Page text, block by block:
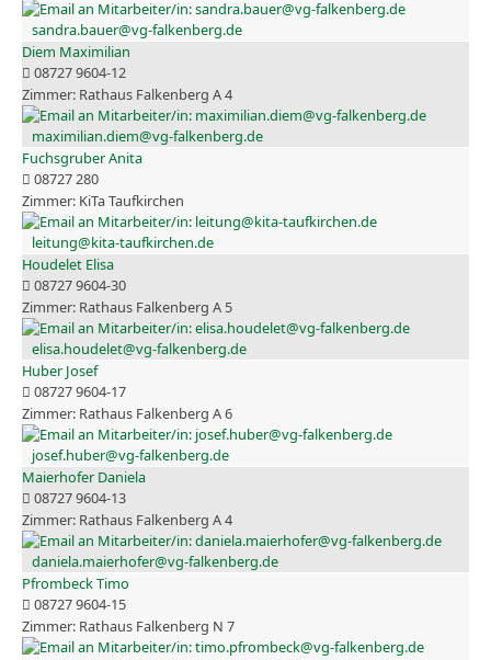
sandra.bauer@vg-falkenberg.de
Diem Maximilian
08727 9604-12
Rathaus Falkenberg A 4
maximilian.diem@vg-falkenberg.de
Fuchsgruber Anita
08727 280
KiTa Taufkirchen
leitung@kita-taufkirchen.de
Houdelet Elisa
08727 9604-30
Rathaus Falkenberg A 5
elisa.houdelet@vg-falkenberg.de
Huber Josef
08727 9604-17
Rathaus Falkenberg A 6
josef.huber@vg-falkenberg.de
Maierhofer Daniela
08727 9604-13
Rathaus Falkenberg A 4
daniela.maierhofer@vg-falkenberg.de
Pfrombeck Timo
08727 9604-15
Rathaus Falkenberg N 7